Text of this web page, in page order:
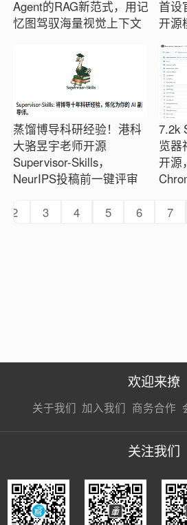
Agent的RAG新范式，用记
忆图驾驭海量视觉上下文
首设
开源
蒸馏博导科研经验！港科
大骆昱宇老师开源
Supervisor-Skills，
NeurIPS投稿前一键评审
7.2k
览器
开源
2 3 4 5 6 7
欢迎来撩
关于我们 加入我们
扫码加我直
接扔简历
商务合作
扫码加我直
接开聊
关注我们